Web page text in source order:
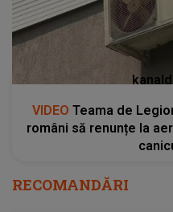
VIDEO Teama de
români să renunțe la
RECOMANDĂRI